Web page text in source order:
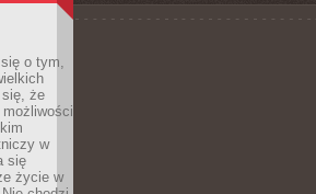
o tym,
się, że
w
się
życie w